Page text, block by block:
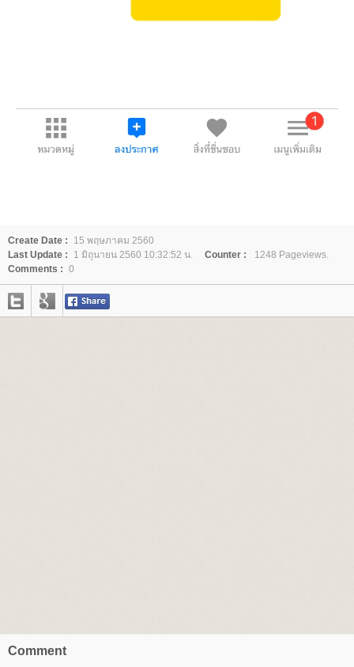
Create Date :
15 พฤษภาคม 2560
Last Update :
1 มิถุนายน 2560 10:32:52 น. Counter :
1248 Pageviews.
Comments : 0
Comment